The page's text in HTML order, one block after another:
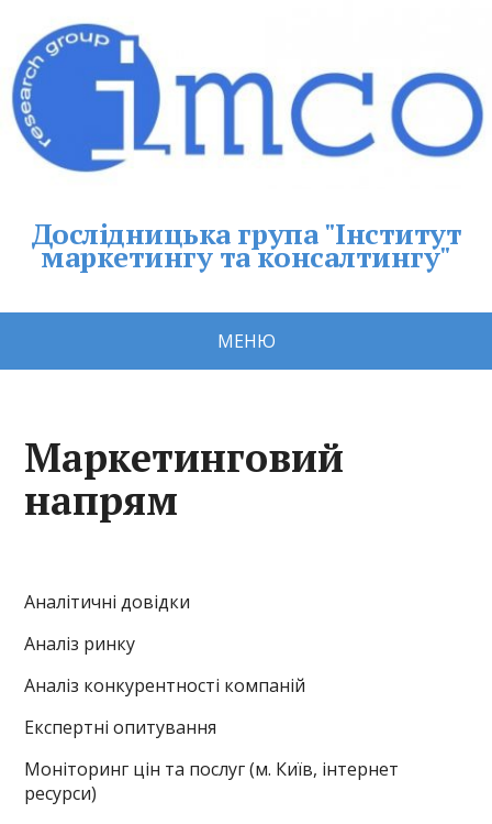
Дослідницька група "Інститут
маркетингу та консалтингу"
МЕНЮ
Маркетинговий
напрям
Аналітичні довідки
Аналіз ринку
Аналіз конкурентності компаній
Експертні опитування
Моніторинг цін та послуг (м. Київ, інтернет
ресурси)